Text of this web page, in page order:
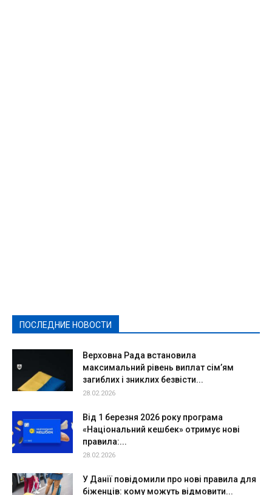
ПОСЛЕДНИЕ НОВОСТИ
Верховна Рада встановила
максимальний рівень виплат сім’ям
загиблих і зниклих безвісти...
28.02.2026
Від 1 березня 2026 року програма
«Національний кешбек» отримує нові
правила:...
28.02.2026
У Данії повідомили про нові правила для
біженців: кому можуть відмовити...